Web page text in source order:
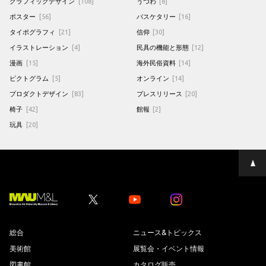
ポスター [56]
タイポグラフィ [21]
イラストレーション [4]
漫画 [15]
ピクトグラム [5]
プロダクトデザイン [83]
椅子 [42]
玩具 [20]
バスケタリー [16]
信仰 [30]
民具の機能と形態 [12]
海外民俗資料 [14]
オンライン [14]
プレスリリース [20]
館報 [2]
ペ
ー
Youtube Youtube
総合
美術館
ニュース&トピックス
展覧会・イベント情報